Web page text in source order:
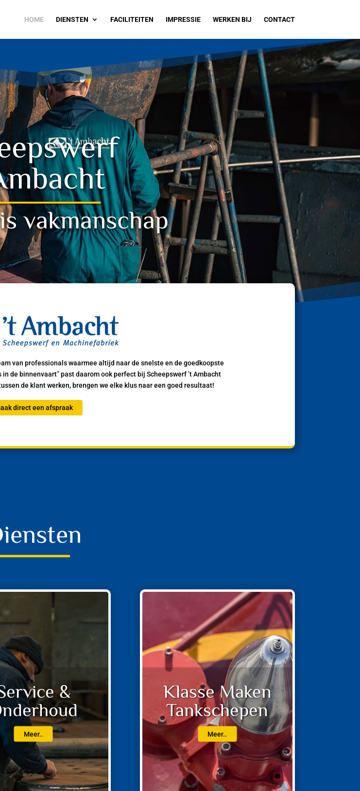
HOME DIENSTEN FACILITEITEN IMPRESSIE WERKEN BIJ CONTACT
vakmanschap
van professionals waarmee altijd naar de snelste en de goedkoopste
de binnenvaart” past daarom ook perfect bij Scheepswerf ’t Ambacht
de klant werken, brengen we elke klus naar een goed resultaat!
direct een afspraak
&
Meer..
Klasse Maken
Tankschepen
Meer..